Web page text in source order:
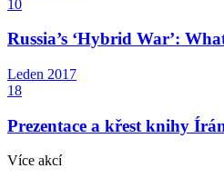
10
Russia’s ‘Hybrid War’:
Leden 2017
18
Prezentace a křest knihy
Více akcí